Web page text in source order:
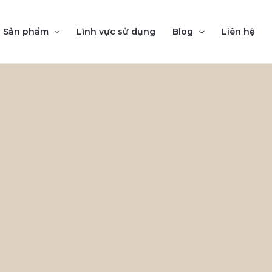
Sản phẩm Lĩnh vực sử dụng Blog Liên hệ